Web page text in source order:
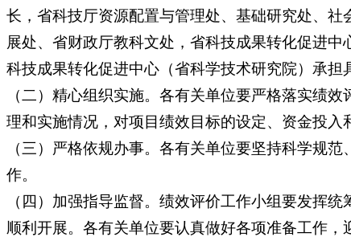
长，省科技厅资源配置与管理处、基础研究处、
展处、省财政厅教科文处，省科技成果转化促进
科技成果转化促进中心（省科学技术研究院）承担
（二）精心组织实施。各有关单位要严格落实绩
理和实施情况，对项目绩效目标的设定、资金投入
（三）严格依规办事。各有关单位要坚持科学规
作。
（四）加强指导监督。绩效评价工作小组要发挥
顺利开展。各有关单位要认真做好各项准备工作